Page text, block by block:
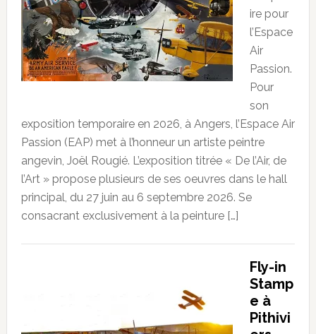
ire pour
l’Espace
Air
Passion.
Pour
son
exposition temporaire en 2026, à Angers, l’Espace Air
Passion (EAP) met à l’honneur un artiste peintre
angevin, Joël Rougié. L’exposition titrée « De l’Air, de
l’Art » propose plusieurs de ses oeuvres dans le hall
principal, du 27 juin au 6 septembre 2026. Se
consacrant exclusivement à la peinture […]
Fly-in
Stamp
e à
Pithivi